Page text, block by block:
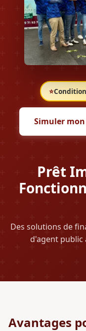
⭐
Prêt
Des solutions de
d'agent public
Simuler
Avantages